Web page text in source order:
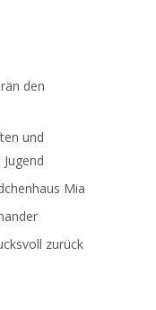
den
und
Mia
zurück